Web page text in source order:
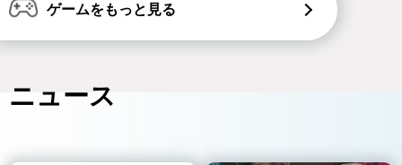
ゲームをもっと見る
ニュース